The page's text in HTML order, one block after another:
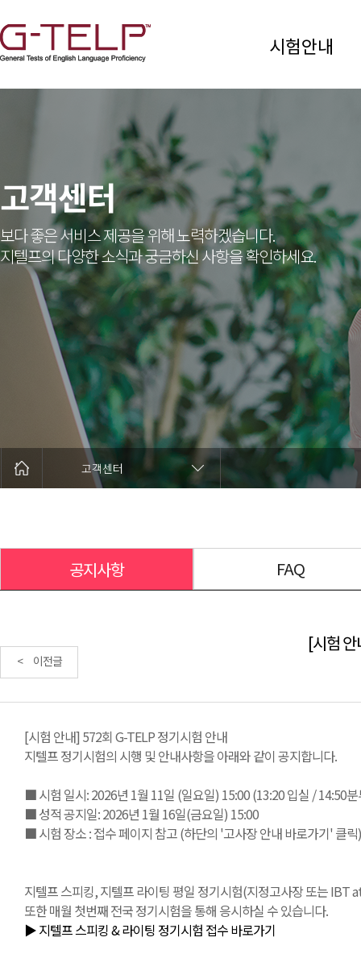
시험안내
고객센터
보다 좋은 서비스 제공을 위해 노력하겠습니다.
지텔프의 다양한 소식과 궁금하신 사항을 확인하세요.
고객센터
공지사항 FAQ
[시험
< 이전글
[시험 안내] 572회 G-TELP 정기시험 안내
지텔프 정기시험의 시행 및 안내사항을 아래와 같이 공지합니다.
■ 시험 일시: 2026년 1월 11일 (일요일) 15:00 (13:20 입실 / 14:50
■ 성적 공지일: 2026년 1월 16일(금요일) 15:00
■ 시험 장소 : 접수 페이지 참고 (하단의 '고사장 안내 바로가기' 클릭)
지텔프 스피킹, 지텔프 라이팅 평일 정기시험(지정고사장 또는 IBT
또한 매월 첫번째 전국 정기시험을 통해 응시하실 수 있습니다.
▶ 지텔프 스피킹 & 라이팅 정기시험 접수 바로가기